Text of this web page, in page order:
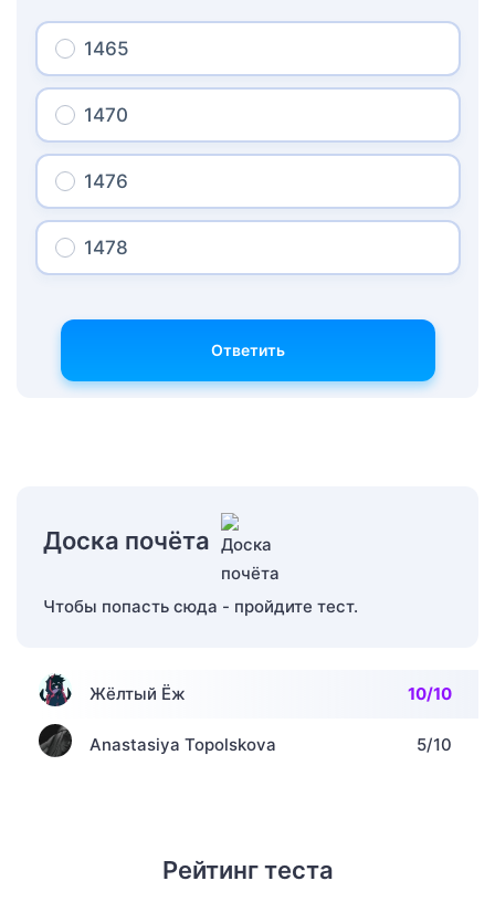
1465
1470
1476
1478
Ответить
Доска почёта
Чтобы попасть сюда - пройдите тест.
Жёлтый Ёж 10/10
Anastasiya Topolskova 5/10
Рейтинг теста